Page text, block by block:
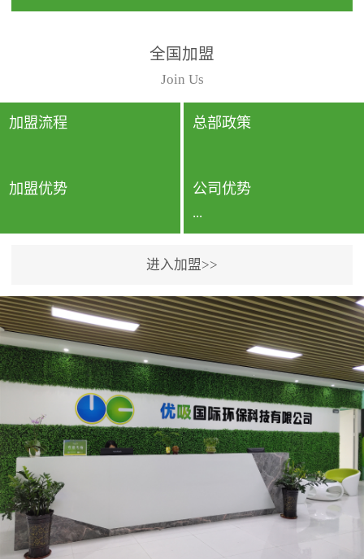
动，人类长时间停留的室
内空间都有整体消毒的需
要。因为空间内人流携带
的、空气...
行国家规定的标准检测方
法，空气采样量准确，检
测结果可靠，远胜于其他
检测...
全国加盟
Join Us
加盟流程 总部政策
加盟优势 公司优势
...
专利保护优势、双甲资质
企业（“室内环境净化治理
甲级施工资质”“室内环境
污染治理资质等级证
书”）、拥有多名高级《环
境工程高级工程师》室内
空气治理资格认证的治理
人员、掌握室内空气净化
治理实用技术和五项专利
技术、八项计算机软件著
作权登记证书等。研发实
进入加盟>>